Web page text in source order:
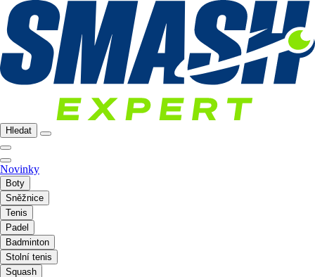
Hledat
Novinky
Boty
Sněžnice
Tenis
Padel
Badminton
Stolní tenis
Squash